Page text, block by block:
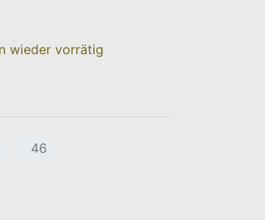
wieder vorrätig
46